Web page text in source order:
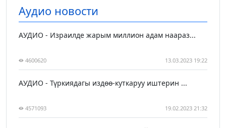
Аудио новости
АУДИО - Израилде жарым миллион адам наараз...
4600620 13.03.2023 19:22
АУДИО - Түркиядагы издөө-куткаруу иштерин ...
4571093 19.02.2023 21:32